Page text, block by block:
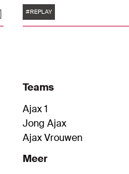
op. Dit jaar werden er
individu gemaakt.
Tags
#REPLAY
Teams
Ajax 1
Jong Ajax
Ajax Vrouwen
Meer